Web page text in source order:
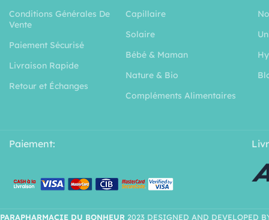
Conditions Générales De
Vente
Paiement Sécurisé
Livraison Rapide
Retour et Échanges
Capillaire
Solaire
Bébé & Maman
Nature & Bio
Compléments Alimentaires
Paiement:
PARAPHARMACIE DU BONHEUR 2023 DESIGNED AND DEVELOPED